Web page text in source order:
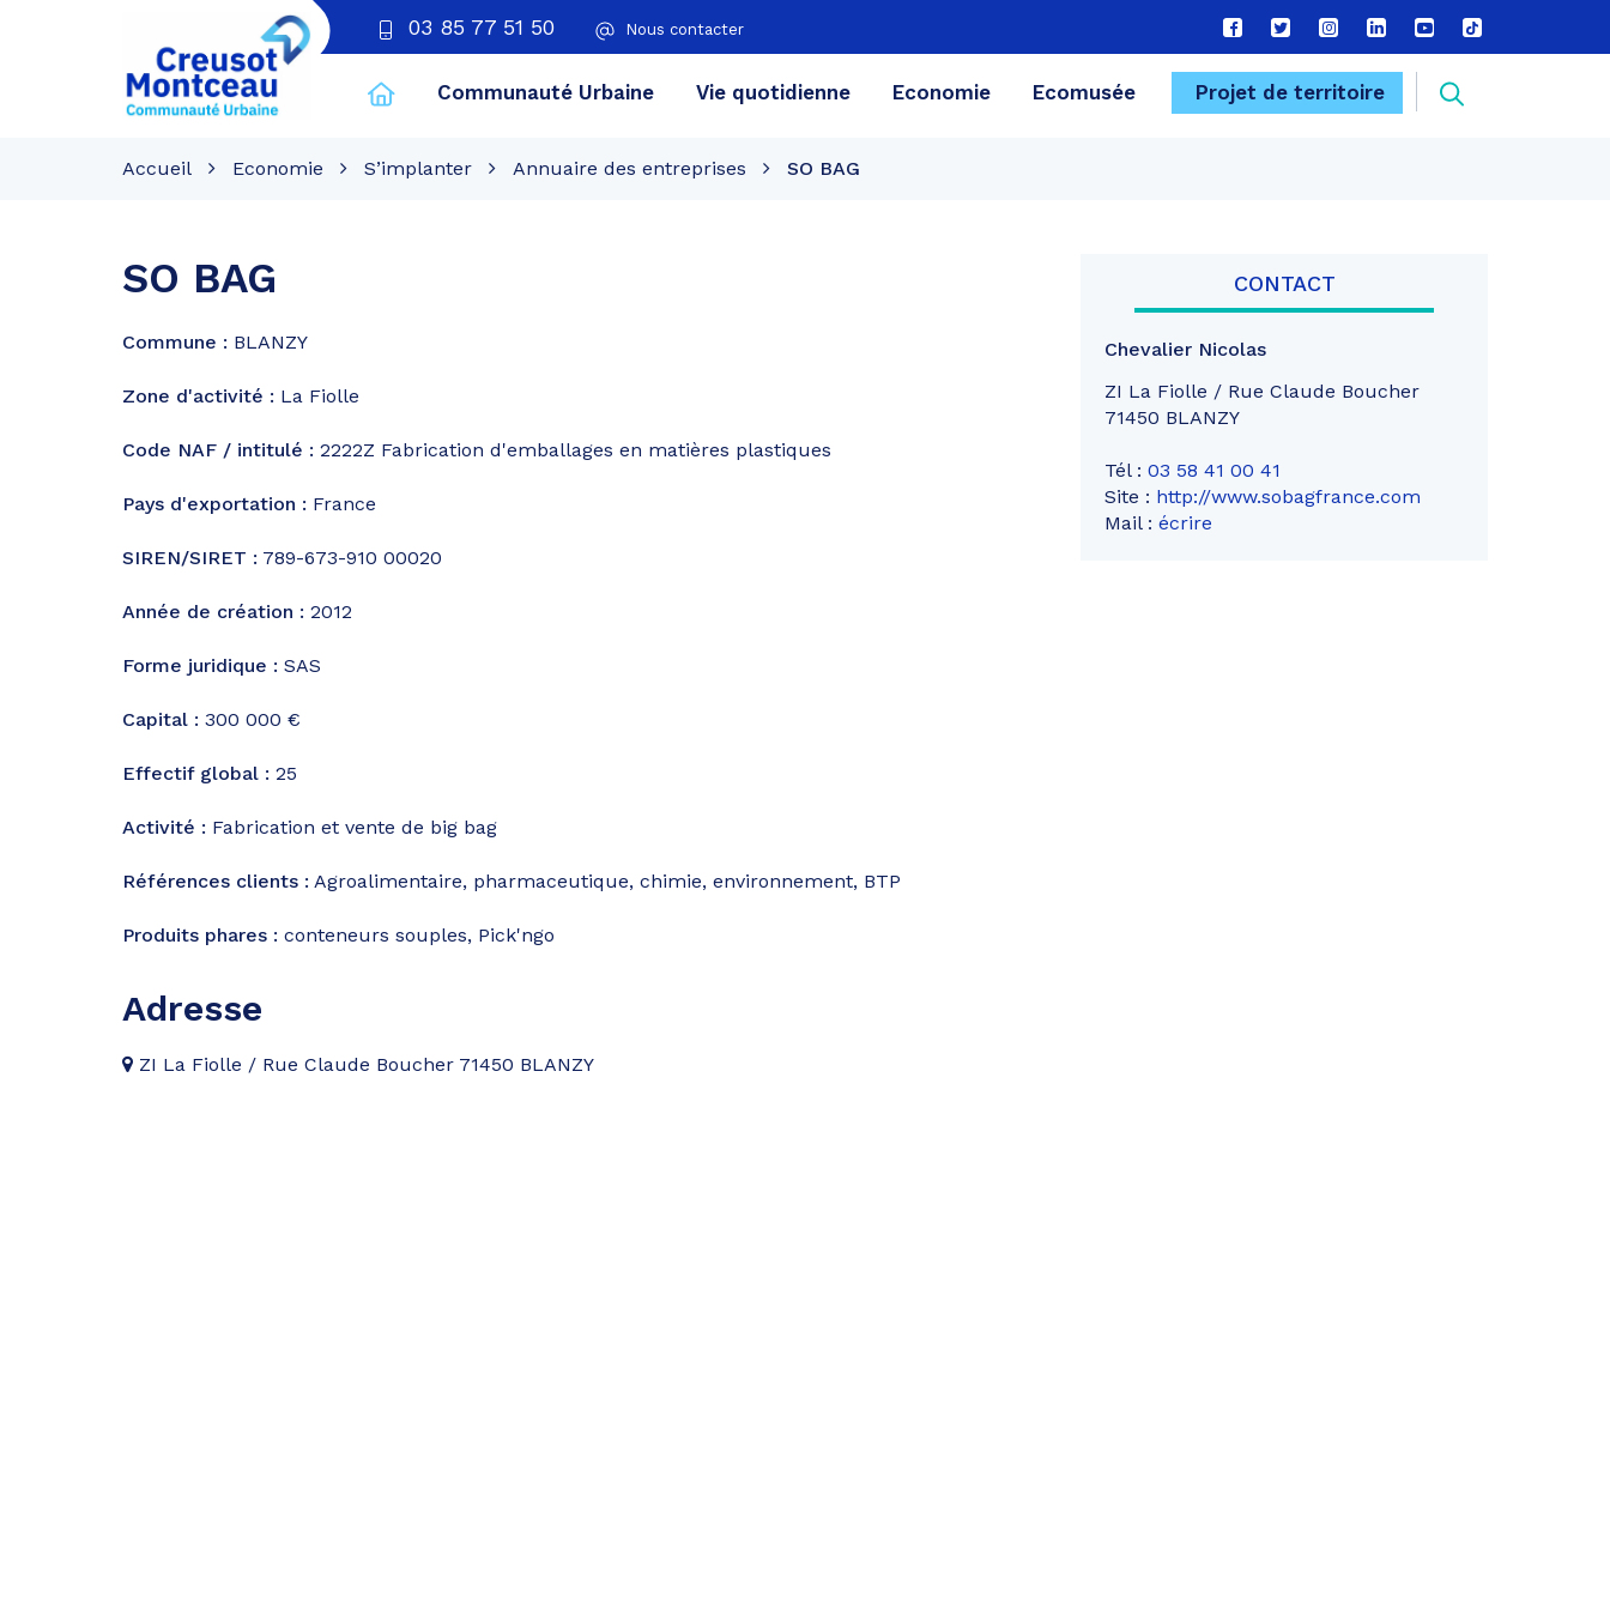
03 85 77 51 50 Nous contacter
Lien
vers
compte
Lien
vers
compte
Lien
vers
compte
Lien
vers
compte
Lien
vers
chaîne
Lien
vers
Creusot
Montceau
Communauté Urbaine Vie quotidienne Economie Ecomusée Projet de territoire
Accueil Economie S’implanter Annuaire des entreprises SO BAG
SO BAG
Commune : BLANZY
Zone d'activité : La Fiolle
Code NAF / intitulé : 2222Z Fabrication d'emballages en matières plastiques
Pays d'exportation : France
SIREN/SIRET : 789-673-910 00020
Année de création : 2012
Forme juridique : SAS
Capital : 300 000 €
Effectif global : 25
Activité : Fabrication et vente de big bag
Références clients : Agroalimentaire, pharmaceutique, chimie, environnement, BTP
Produits phares : conteneurs souples, Pick'ngo
Adresse
ZI La Fiolle / Rue Claude Boucher 71450 BLANZY
CONTACT
Chevalier Nicolas
ZI La Fiolle / Rue Claude Boucher
71450 BLANZY
Tél : 03 58 41 00 41
Site : http://www.sobagfrance.com
Mail : écrire